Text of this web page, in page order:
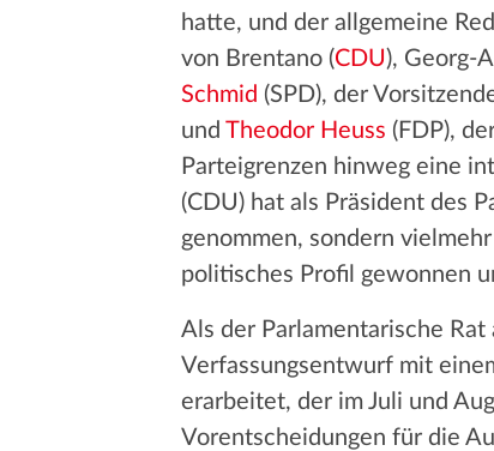
hatte, und der allgemeine
von Brentano (CDU), Georg-
Schmid (SPD), der
und Theodor Heuss (FDP),
Parteigrenzen hinweg eine
(CDU) hat als Präsident des
genommen, sondern
politisches Profil gewonnen
Als der Parlamentarische
Verfassungsentwurf mit
erarbeitet, der im Juli und
Vorentscheidungen für die